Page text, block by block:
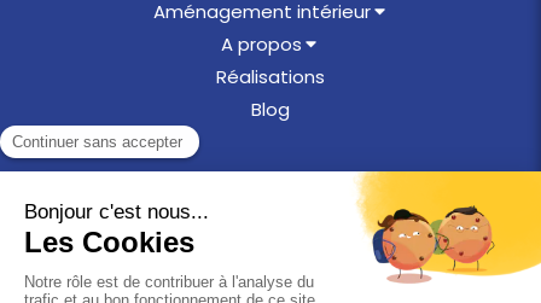
Aménagement intérieur
A propos
Réalisations
Blog
©2025 Menuiserie en Othe
Plan du site